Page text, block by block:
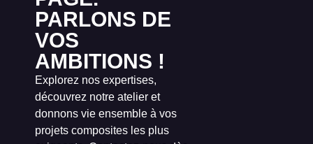
PARLONS DE
VOS
AMBITIONS !
Explorez nos expertises,
découvrez notre atelier et
donnons vie ensemble à vos
projets composites les plus